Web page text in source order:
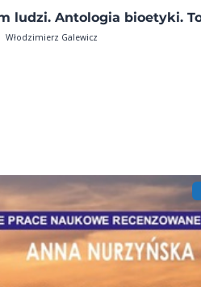
ludzi. Antologia bioetyki.
Włodzimierz Galewicz